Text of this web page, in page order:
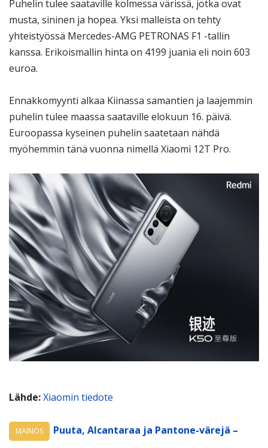
Puhelin tulee saataville kolmessa värissä, jotka ovat
musta, sininen ja hopea. Yksi malleista on tehty
yhteistyössä Mercedes-AMG PETRONAS F1 -tallin
kanssa. Erikoismallin hinta on 4199 juania eli noin 603
euroa.
Ennakkomyynti alkaa Kiinassa samantien ja laajemmin
puhelin tulee maassa saataville elokuun 16. päivä.
Euroopassa kyseinen puhelin saatetaan nähdä
myöhemmin tänä vuonna nimellä Xiaomi 12T Pro.
Lähde:Xiaomin tiedote
MAINOS
Puuta, Alcantaraa ja Pantone-värejä –